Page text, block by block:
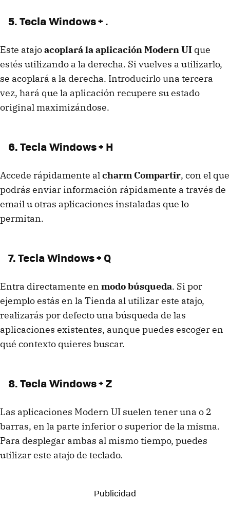
5. Tecla Windows + .
Este atajoacoplará la aplicación Modern UI que
estés utilizando a la derecha. Si vuelves a utilizarlo,
se acoplará a la derecha. Introducirlo una tercera
vez, hará que la aplicación recupere su estado
original maximizándose.
6. Tecla Windows + H
Accede rápidamente alcharm Compartir, con el que
podrás enviar información rápidamente a través de
email u otras aplicaciones instaladas que lo
permitan.
7. Tecla Windows + Q
Entra directamente en modo búsqueda. Si por
ejemplo estás en la Tienda al utilizar este atajo,
realizarás por defecto una búsqueda de las
aplicaciones existentes, aunque puedes escoger en
qué contexto quieres buscar.
8. Tecla Windows + Z
Las aplicaciones Modern UI suelen tener una o 2
barras, en la parte inferior o superior de la misma.
Para desplegar ambas al mismo tiempo, puedes
utilizar este atajo de teclado.